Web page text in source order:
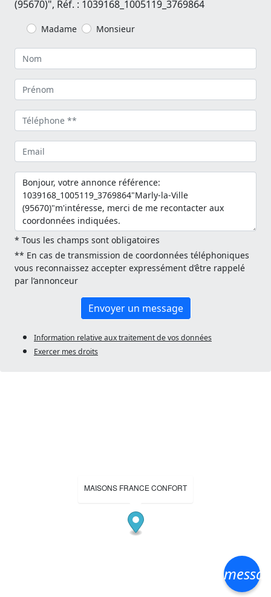
(95670)", Réf. : 1039168_1005119_3769864
Madame Monsieur
* Tous les champs sont obligatoires
** En cas de transmission de coordonnées téléphoniques
vous reconnaissez accepter expressément d’être rappelé
par l’annonceur
Envoyer un message
Information relative aux traitement de vos données
Exercer mes droits
MAISONS FRANCE CONFORT